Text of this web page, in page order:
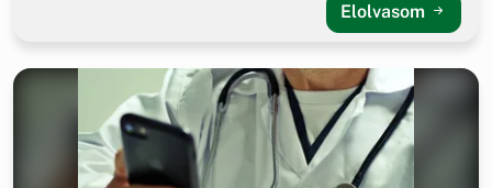
Elolvasom